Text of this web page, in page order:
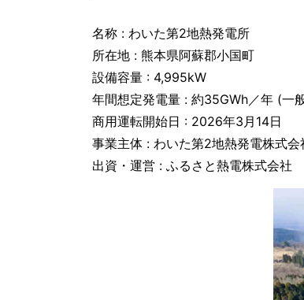
名称 : わいた第2地熱発電所
所在地 : 熊本県阿蘇郡小国町
設備容量 : 4,995kW
年間想定発電量 : 約35GWh／年 (一
商用運転開始日 : 2026年3月14日
事業主体 : わいた第2地熱発電株式会
出資・運営 : ふるさと熱電株式会社